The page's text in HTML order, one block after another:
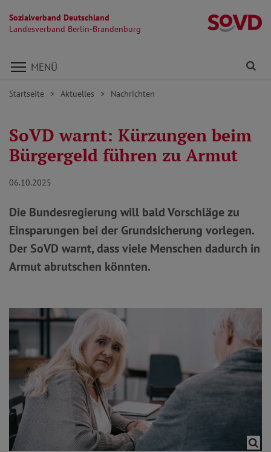
Sozialverband Deutschland
Landesverband Berlin-Brandenburg
Direkt zu den Inhalten springen
MENÜ
Startseite Aktuelles Nachrichten
SoVD warnt: Kürzungen beim
Bürgergeld führen zu Armut
06.10.2025
Die Bundesregierung will bald Vorschläge zu
Einsparungen bei der Grundsicherung vorlegen.
Der SoVD warnt, dass viele Menschen dadurch in
Armut abrutschen könnten.